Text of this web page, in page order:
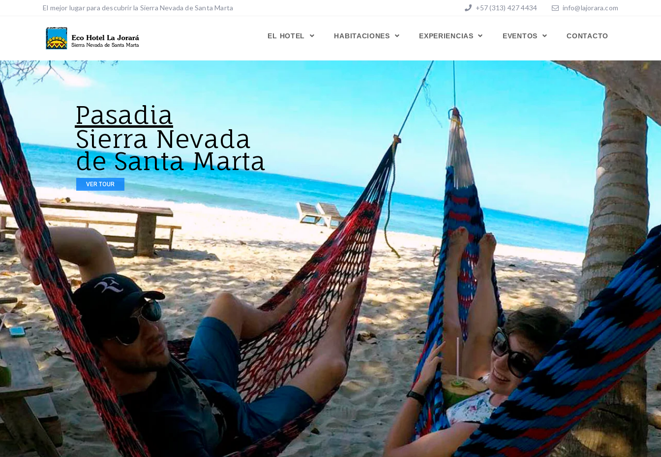
El mejor lugar para descubrir la Sierra Nevada de Santa Marta +57 (313) 427 4434 info@lajorara.com
EL HOTEL HABITACIONES EXPERIENCIAS EVENTOS CONTACTO
Pasadia
Sierra Nevada
de Santa Marta
VER TOUR